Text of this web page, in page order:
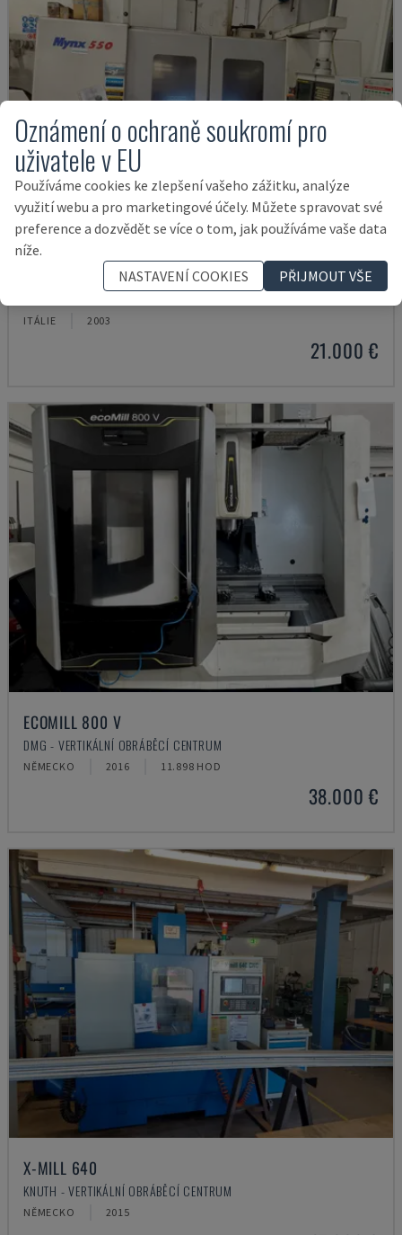
ITÁLIE 2003
21.000 €
ECOMILL 800 V
DMG - VERTIKÁLNÍ OBRÁBĚCÍ CENTRUM
NĚMECKO 2016 11.898 HOD
38.000 €
X-MILL 640
KNUTH - VERTIKÁLNÍ OBRÁBĚCÍ CENTRUM
NĚMECKO 2015
Oznámení o ochraně soukromí pro
uživatele v EU
Používáme cookies ke zlepšení vašeho zážitku, analýze
využití webu a pro marketingové účely. Můžete spravovat své
preference a dozvědět se více o tom, jak používáme vaše data
níže.
NASTAVENÍ COOKIES
PŘIJMOUT VŠE